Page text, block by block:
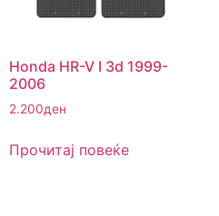
Honda HR-V I 3d 1999-
2006
2.200ден
Прочитај повеќе